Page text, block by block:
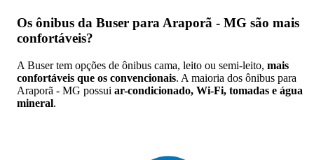
Os ônibus da Buser para Araporã - MG são mais
confortáveis?
A Buser tem opções de ônibus cama, leito ou semi-leito, mais
confortáveis que os convencionais. A maioria dos ônibus para
Araporã - MG possui ar-condicionado, Wi-Fi, tomadas e água
mineral.